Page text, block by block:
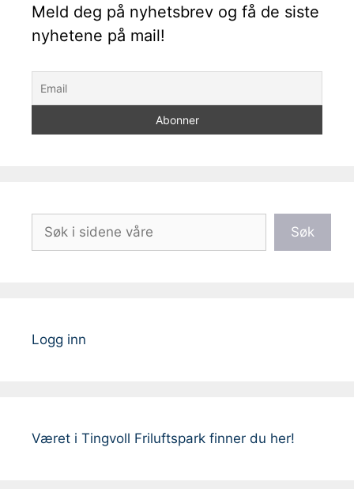
Meld deg på nyhetsbrev og få de siste
nyhetene på mail!
Søk
Søk
Logg inn
Været i Tingvoll Friluftspark finner du her!